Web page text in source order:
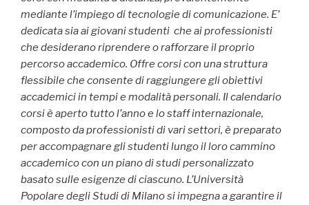
mediante l’impiego di tecnologie di comunicazione. E’
dedicata sia ai giovani studenti che ai professionisti
che desiderano riprendere o rafforzare il proprio
percorso accademico. Offre corsi con una struttura
flessibile che consente di raggiungere gli obiettivi
accademici in tempi e modalità personali. Il calendario
corsi è aperto tutto l’anno e lo staff internazionale,
composto da professionisti di vari settori, è preparato
per accompagnare gli studenti lungo il loro cammino
accademico con un piano di studi personalizzato
basato sulle esigenze di ciascuno. L’Università
Popolare degli Studi di Milano si impegna a garantire il